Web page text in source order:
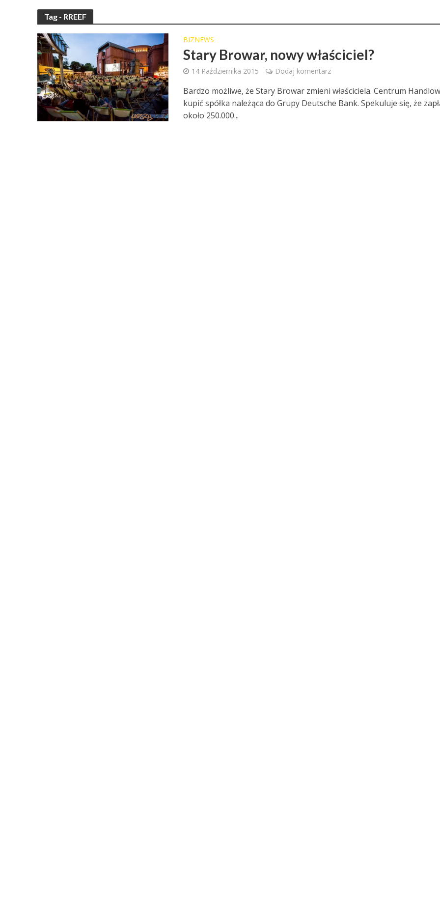
Tag - RREEF
BIZNEWS
Stary Browar, nowy właściciel?
14 Października 2015 Dodaj komentarz
Bardzo możliwe, że Stary Browar zmieni właściciela. Centrum
kupić spółka należąca do Grupy Deutsche Bank. Spekuluje się, że
około 250.000...